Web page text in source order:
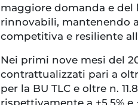
maggiore domanda e
rinnovabili, mantenendo
competitiva e resiliente
Nei primi nove mesi del
contrattualizzati pari a
per la BU TLC e oltre n.
rispettivamente a +5,5% e